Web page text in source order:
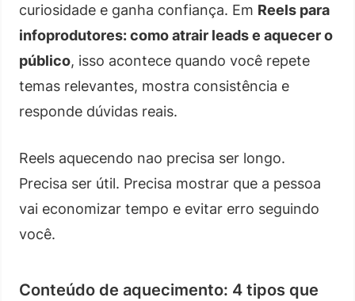
curiosidade e ganha confiança. Em Reels para
infoprodutores: como atrair leads e aquecer o
público, isso acontece quando você repete
temas relevantes, mostra consistência e
responde dúvidas reais.
Reels aquecendo nao precisa ser longo.
Precisa ser útil. Precisa mostrar que a pessoa
vai economizar tempo e evitar erro seguindo
você.
Conteúdo de aquecimento: 4 tipos que